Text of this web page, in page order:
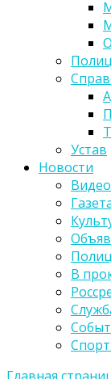
Устав
Новости
В